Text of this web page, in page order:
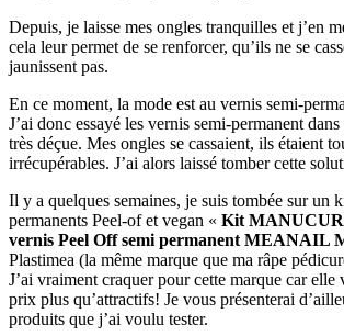
Depuis, je laisse mes ongles tranquilles et j’en
cela leur permet de se renforcer, qu’ils ne se
jaunissent pas.
En ce moment, la mode est au vernis semi-
J’ai donc essayé les vernis semi-permanent
très déçue. Mes ongles se cassaient, ils étaient
irrécupérables. J’ai alors laissé tomber cette
Il y a quelques semaines, je suis tombée sur un
permanents Peel-of et vegan « Kit
vernis Peel Off semi permanent MEANAIL
Plastimea (la même marque que ma râpe
J’ai vraiment craquer pour cette marque car elle
prix plus qu’attractifs! Je vous présenterai
produits que j’ai voulu tester.